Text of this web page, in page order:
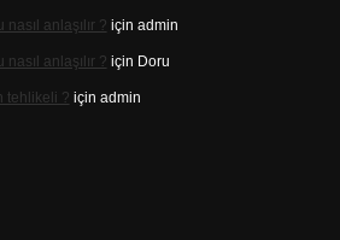
anlaşılır ? için admin
anlaşılır ? için Doru
tehlikeli ? için admin